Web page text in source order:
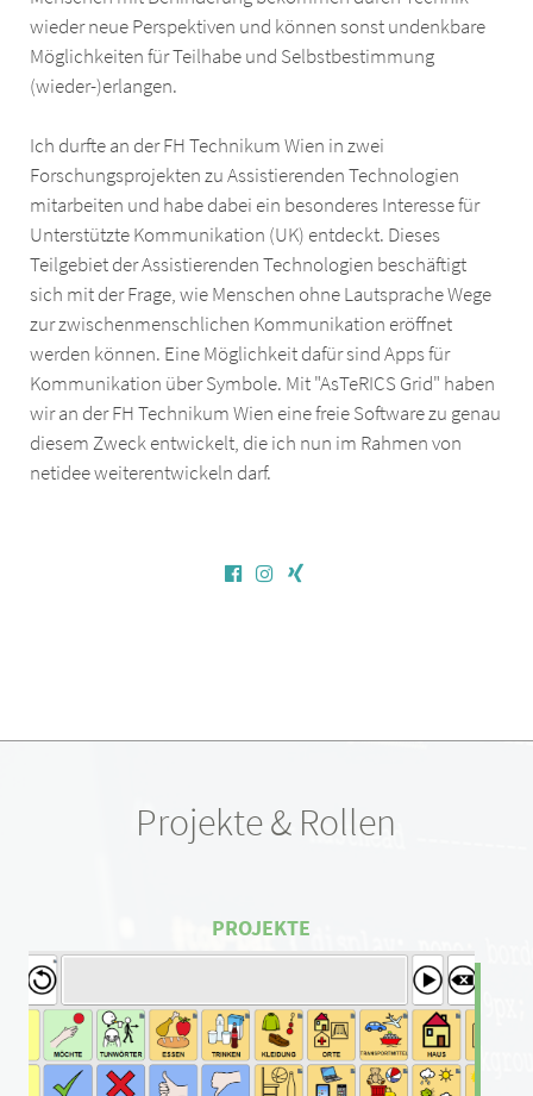
wieder neue Perspektiven und können sonst undenkbare
Möglichkeiten für Teilhabe und Selbstbestimmung
(wieder-)erlangen.
Ich durfte an der FH Technikum Wien in zwei
Forschungsprojekten zu Assistierenden Technologien
mitarbeiten und habe dabei ein besonderes Interesse für
Unterstützte Kommunikation (UK) entdeckt. Dieses
Teilgebiet der Assistierenden Technologien beschäftigt
sich mit der Frage, wie Menschen ohne Lautsprache Wege
zur zwischenmenschlichen Kommunikation eröffnet
werden können. Eine Möglichkeit dafür sind Apps für
Kommunikation über Symbole. Mit "AsTeRICS Grid" haben
wir an der FH Technikum Wien eine freie Software zu genau
diesem Zweck entwickelt, die ich nun im Rahmen von
netidee weiterentwickeln darf.
Projekte & Rollen